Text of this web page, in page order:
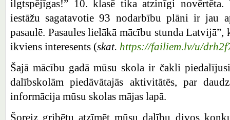
ilgtspējīgas!” 10. klasē tika atzinīgi
iestāžu sagatavotie 93 nodarbību plāni ir jau
pasaulē. Pasaules lielākā mācību stunda
ikviens interesents (skat. https://failiem.lv/u/
Šajā mācību gadā mūsu skola ir čakli
dalībskolām piedāvātajās aktivitātēs, par
informācija mūsu skolas mājas lapā.
Šoreiz gribētu atzīmēt mūsu dalību divos